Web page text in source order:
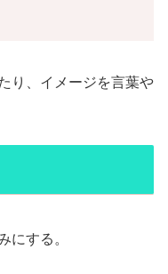
り、イメージを言葉や
にする。